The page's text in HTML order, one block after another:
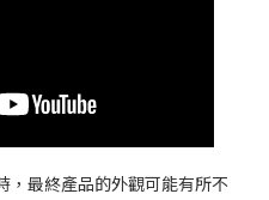
，最終產品的外觀可能有所不